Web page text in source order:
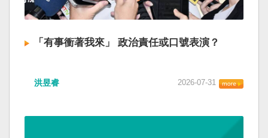
「有事衝著我來」 政治責任或口號表演？
洪昱睿 2026-07-31